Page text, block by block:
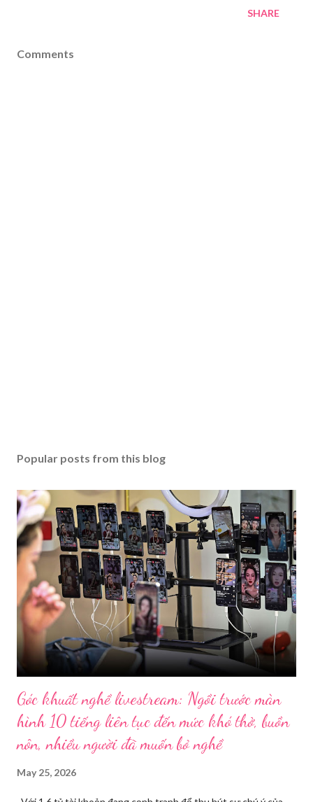
SHARE
Comments
Popular posts from this blog
Góc khuất nghề livestream: Ngồi trước màn
hình 10 tiếng liên tục đến mức khó thở, buồn
nôn, nhiều người đã muốn bỏ nghề
May 25, 2026